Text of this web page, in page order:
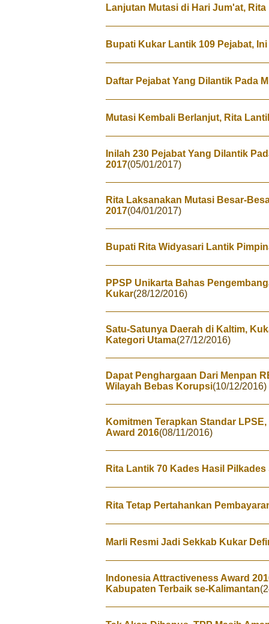
Lanjutan Mutasi di Hari Jum'at,
Bupati Kukar Lantik 109 Pejabat,
Daftar Pejabat Yang Dilantik Pada
Mutasi Kembali Berlanjut, Rita
Inilah 230 Pejabat Yang Dilantik
2017(05/01/2017)
Rita Laksanakan Mutasi Besar-
2017(04/01/2017)
Bupati Rita Widyasari Lantik
PPSP Unikarta Bahas
Kukar(28/12/2016)
Satu-Satunya Daerah di Kaltim,
Kategori Utama(27/12/2016)
Dapat Penghargaan Dari Menpan
Wilayah Bebas Korupsi(10/12/2016)
Komitmen Terapkan Standar
Award 2016(08/11/2016)
Rita Lantik 70 Kades Hasil Pilkades
Rita Tetap Pertahankan
Marli Resmi Jadi Sekkab Kukar
Indonesia Attractiveness Award
Kabupaten Terbaik se-Kalimantan